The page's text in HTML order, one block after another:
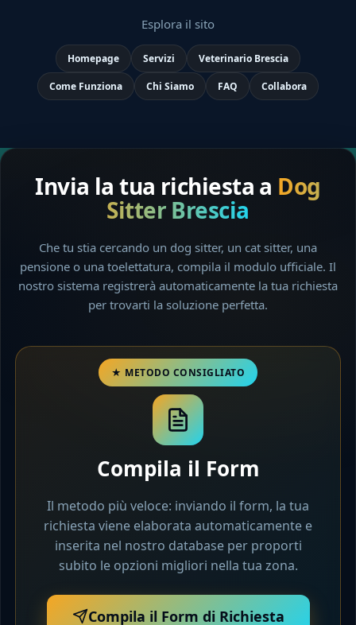
Esplora il sito
Homepage Servizi Veterinario Brescia
Come Funziona Chi Siamo FAQ Collabora
Invia la tua richiesta a Dog
Sitter Brescia
Che tu stia cercando un dog sitter, un cat sitter, una
pensione o una toelettatura, compila il modulo ufficiale. Il
nostro sistema registrerà automaticamente la tua richiesta
per trovarti la soluzione perfetta.
Compila il Form
Il metodo più veloce: inviando il form, la tua
richiesta viene elaborata automaticamente e
inserita nel nostro database per proporti
subito le opzioni migliori nella tua zona.
Compila il Form di Richiesta